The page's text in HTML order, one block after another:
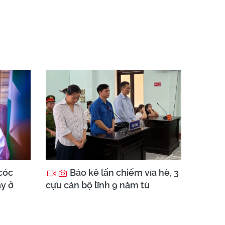
ở
Bảo kê lấn chiếm vỉa hè, 3
cựu cán bộ lĩnh 9 năm tù